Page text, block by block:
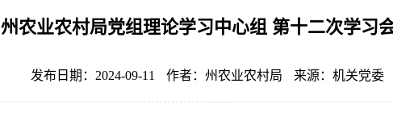
州农业农村局党组理论学习中心组 第十二次学习
发布日期：2024-09-11 作者：州农业农村局 来源：机关党委